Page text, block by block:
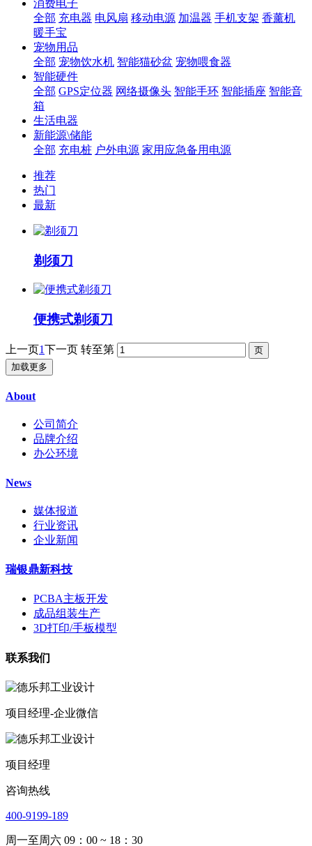
消费电子
全部 充电器 电风扇 移动电源 加温器 手机支架 香薰机
暖手宝
宠物用品
全部 宠物饮水机 智能猫砂盆 宠物喂食器
智能硬件
全部 GPS定位器 网络摄像头 智能手环 智能插座 智能音
箱
生活电器
新能源\储能
全部 充电桩 户外电源 家用应急备用电源
推荐
热门
最新
剃须刀
便携式剃须刀
上一页1下一页 转至第
加载更多
About
公司简介
品牌介绍
办公环境
News
媒体报道
行业资讯
企业新闻
瑞银鼎新科技
PCBA主板开发
成品组装生产
3D打印/手板模型
联系我们
项目经理-企业微信
项目经理
咨询热线
400-9199-189
周一至周六 09：00 ~ 18：30